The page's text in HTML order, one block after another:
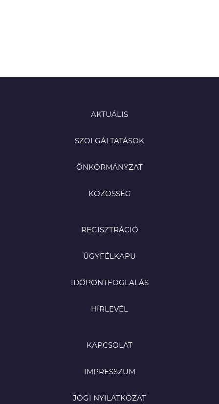
AKTUÁLIS
SZOLGÁLTATÁSOK
ÖNKORMÁNYZAT
KÖZÖSSÉG
REGISZTRÁCIÓ
ÜGYFÉLKAPU
IDŐPONTFOGLALÁS
HÍRLEVÉL
KAPCSOLAT
IMPRESSZUM
JOGI NYILATKOZAT